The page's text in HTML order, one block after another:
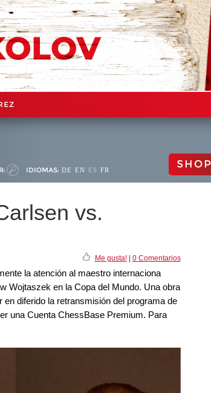
IDIOMAS: DE EN ES FR SHOP
vs.
Me gusta!| 0 Comentarios
la atención al maestro internaciona
Wojtaszek en la Copa del Mundo. Una obra
diferido la retransmisión del programa de
una Cuenta ChessBase Premium. Para